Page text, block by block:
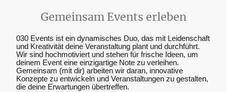
Gemeinsam Events erleben
030 Events ist ein dynamisches Duo, das mit Leidenschaft
und Kreativität deine Veranstaltung plant und durchführt.
Wir sind hochmotiviert und stehen für frische Ideen, um
deinem Event eine einzigartige Note zu verleihen.
Gemeinsam (mit dir) arbeiten wir daran, innovative
Konzepte zu entwickeln und Veranstaltungen zu gestalten,
die deine Erwartungen übertreffen.